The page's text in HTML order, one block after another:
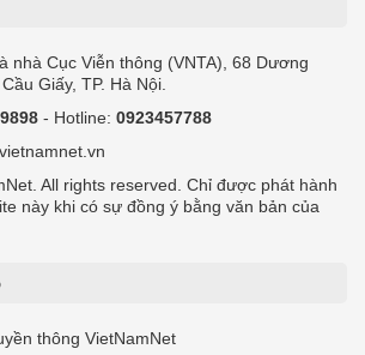
nhà Cục Viễn thông (VNTA), 68 Dương
Giấy, TP. Hà Nội.
- Hotline: 0923457788
All rights reserved. Chỉ được phát hành
này khi có sự đồng ý bằng văn bản của
thông VietNamNet